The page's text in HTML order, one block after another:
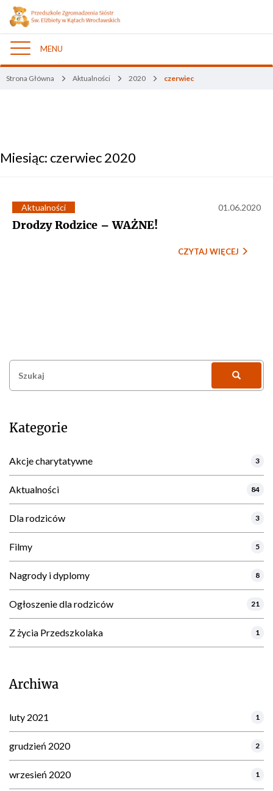
Nawigacja
MENU
Strona Główna Aktualności 2020 czerwiec
Miesiąc: czerwiec 2020
Aktualności 01.06.2020
Drodzy Rodzice – WAŻNE!
CZYTAJ WIĘCEJ
Kategorie
Akcje charytatywne 3
Aktualności 84
Dla rodziców 3
Filmy 5
Nagrody i dyplomy 8
Ogłoszenie dla rodziców 21
Z życia Przedszkolaka 1
Archiwa
luty 2021 1
grudzień 2020 2
wrzesień 2020 1